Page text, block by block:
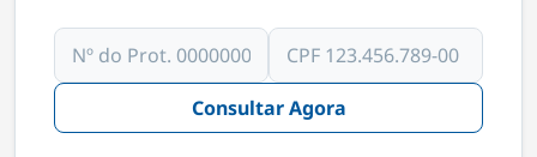
Consultar Agora